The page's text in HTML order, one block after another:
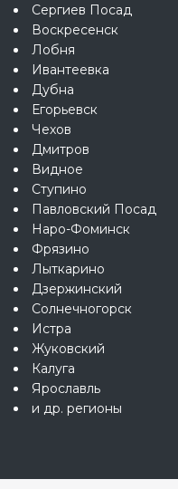
Сергиев Посад
Воскресенск
Лобня
Ивантеевка
Дубна
Егорьевск
Чехов
Дмитров
Видное
Ступино
Павловский Посад
Наро-Фоминск
Фрязино
Лыткарино
Дзержинский
Солнечногорск
Истра
Жуковский
Калуга
Ярославль
и др. регионы